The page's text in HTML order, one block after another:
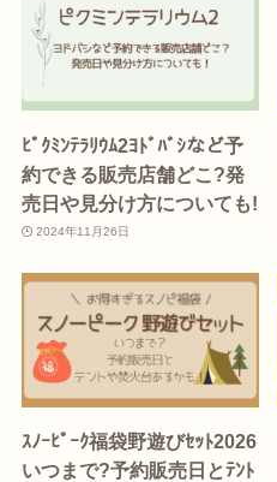
ﾋﾟｸﾐﾝﾃﾗﾘｳﾑ2ﾖﾄﾞﾊﾞｼなど予
約できる販売店舗どこ?発
売日や見分け方についても!
2024年11月26日
ｽﾉｰﾋﾟｰｸ福袋野遊びｾｯﾄ2026
いつまで?予約販売日とﾃﾝﾄ